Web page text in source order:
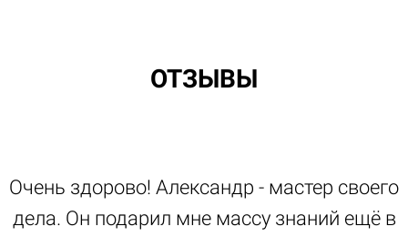
ОТЗЫВЫ
Очень здорово! Александр - мастер своего
дела. Он подарил мне массу знаний ещё в